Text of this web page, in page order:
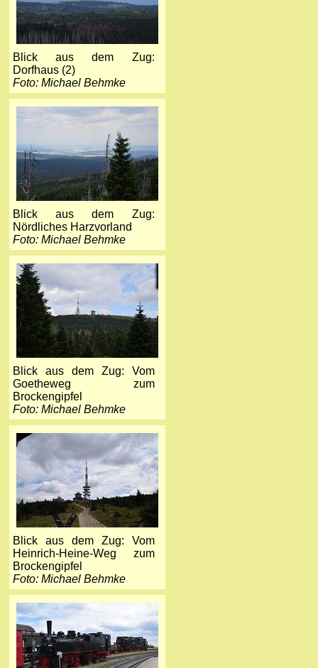
Blick aus dem Zug:
Dorfhaus (2)
Foto: Michael Behmke
Blick aus dem Zug:
Nördliches Harzvorland
Foto: Michael Behmke
Blick aus dem Zug: Vom
Goetheweg zum
Brockengipfel
Foto: Michael Behmke
Blick aus dem Zug: Vom
Heinrich-Heine-Weg zum
Brockengipfel
Foto: Michael Behmke